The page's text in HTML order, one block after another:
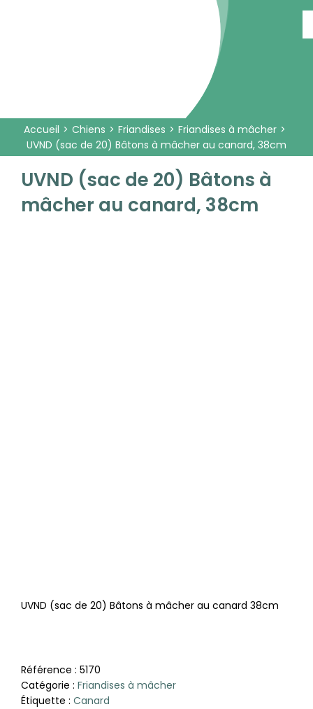
Accueil Chiens Friandises
Friandises à mâcher
UVND (sac de 20) Bâtons à mâcher au canard, 38cm
UVND (sac de 20) Bâtons à
mâcher au canard, 38cm
UVND (sac de 20) Bâtons à mâcher au canard 38cm
Référence : 5170
Catégorie : Friandises à mâcher
Étiquette : Canard